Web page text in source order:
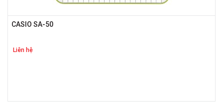
CASIO SA-50
Liên hệ